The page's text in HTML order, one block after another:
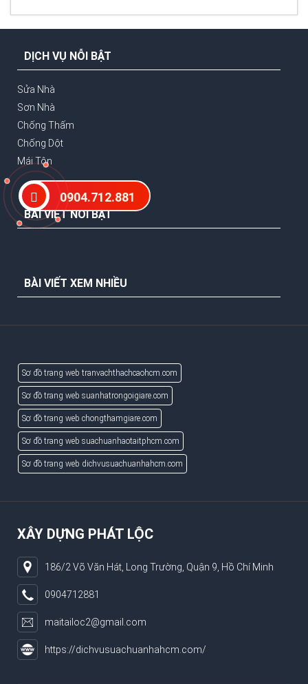
DỊCH VỤ NỖI BẬT
Sửa Nhà
Sơn Nhà
Chống Thấm
Chống Dột
Mái Tôn
BÀI VIẾT NỖI BẬT
BÀI VIẾT XEM NHIỀU
Sơ đồ trang web tranvachthachcaohcm.com
Sơ đồ trang web suanhatrongoigiare.com
Sơ đồ trang web chongthamgiare.com
Sơ đồ trang web suachuanhaotaitphcm.com
Sơ đồ trang web dichvusuachuanhahcm.com
XÂY DỰNG PHÁT LỘC
186/2 Võ Văn Hát, Long Trường, Quận 9, Hồ Chí Minh
0904712881
maitailoc2@gmail.com
https://dichvusuachuanhahcm.com/
0904.712.881